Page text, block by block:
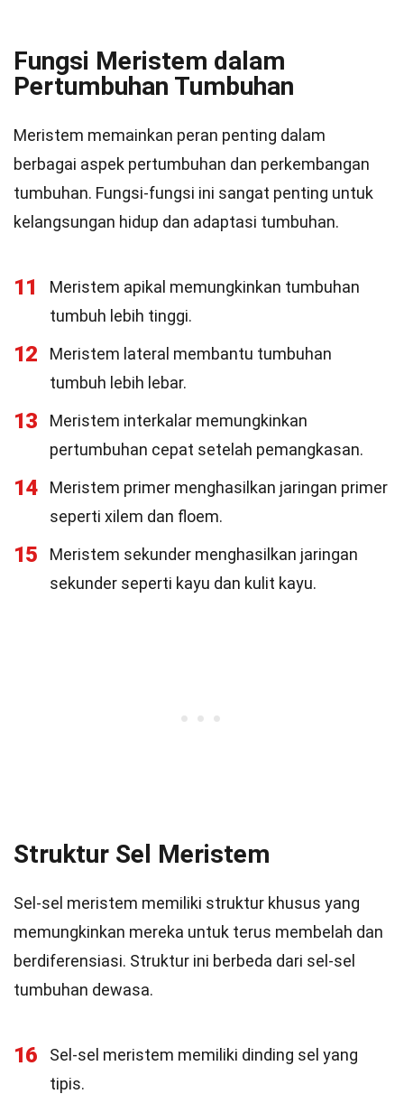
Fungsi Meristem dalam
Pertumbuhan Tumbuhan
Meristem memainkan peran penting dalam
berbagai aspek pertumbuhan dan perkembangan
tumbuhan. Fungsi-fungsi ini sangat penting untuk
kelangsungan hidup dan adaptasi tumbuhan.
11
Meristem apikal memungkinkan tumbuhan
tumbuh lebih tinggi.
12
Meristem lateral membantu tumbuhan
tumbuh lebih lebar.
13
Meristem interkalar memungkinkan
pertumbuhan cepat setelah pemangkasan.
14
Meristem primer menghasilkan jaringan primer
seperti xilem dan floem.
15
Meristem sekunder menghasilkan jaringan
sekunder seperti kayu dan kulit kayu.
Struktur Sel Meristem
Sel-sel meristem memiliki struktur khusus yang
memungkinkan mereka untuk terus membelah dan
berdiferensiasi. Struktur ini berbeda dari sel-sel
tumbuhan dewasa.
16
Sel-sel meristem memiliki dinding sel yang
tipis.